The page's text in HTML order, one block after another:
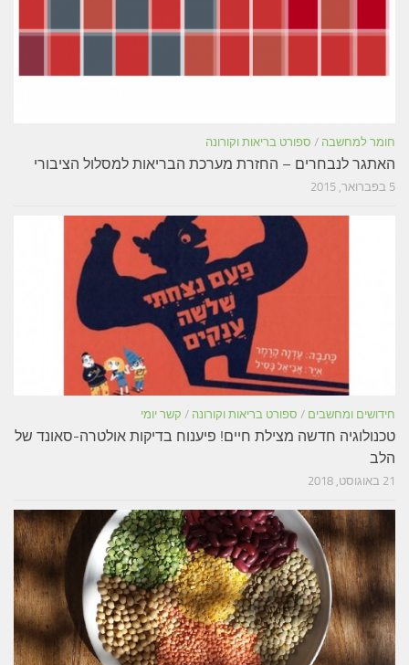
חומר למחשבה / ספורט בריאות וקורונה
האתגר לנבחרים – החזרת מערכת הבריאות למסלול הציבורי
5 בפברואר, 2015
חידושים ומחשבים / ספורט בריאות וקורונה / קשר יומי
טכנולוגיה חדשה מצילת חיים! פיענוח בדיקות אולטרה-סאונד של
הלב
21 באוגוסט, 2018